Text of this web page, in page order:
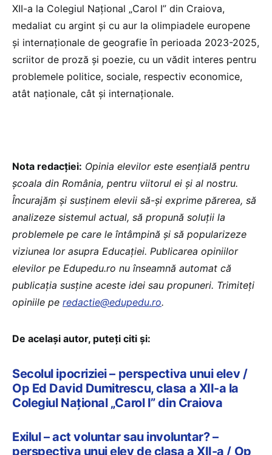
XII-a la Colegiul Național „Carol I” din Craiova,
medaliat cu argint și cu aur la olimpiadele europene
și internaționale de geografie în perioada 2023-2025,
scriitor de proză și poezie, cu un vădit interes pentru
problemele politice, sociale, respectiv economice,
atât naționale, cât și internaționale.
Nota redacției: Opinia elevilor este esențială pentru
școala din România, pentru viitorul ei și al nostru.
Încurajăm și susținem elevii să-și exprime părerea, să
analizeze sistemul actual, să propună soluții la
problemele pe care le întâmpină și să popularizeze
viziunea lor asupra Educației. Publicarea opiniilor
elevilor pe Edupedu.ro nu înseamnă automat că
publicația susține aceste idei sau propuneri. Trimiteți
opiniile pe redactie@edupedu.ro.
De același autor, puteți citi și:
Secolul ipocriziei – perspectiva unui elev /
Op Ed David Dumitrescu, clasa a XII-a la
Colegiul Național „Carol I” din Craiova
Exilul – act voluntar sau involuntar? –
perspectiva unui elev de clasa a XII-a / Op